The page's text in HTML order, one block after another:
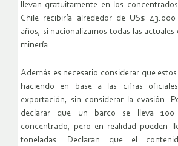
llevan gratuitamente en los
Chile recibiría alrededor de US$
años, si nacionalizamos todas las actuales
minería.
Además es necesario considerar que
haciendo en base a las cifras
exportación, sin considerar la evasión.
declarar que un barco se lleva
concentrado, pero en realidad pueden
toneladas. Declaran que el